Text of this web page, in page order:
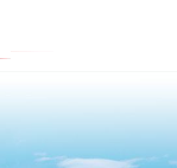
nhận và giải quyết